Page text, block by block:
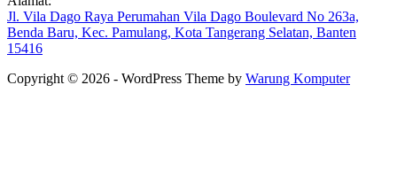
Jl. Vila Dago Raya Perumahan Vila Dago Boulevard No 263a,
Benda Baru, Kec. Pamulang, Kota Tangerang Selatan, Banten
15416
Copyright © 2026 - WordPress Theme by Warung Komputer